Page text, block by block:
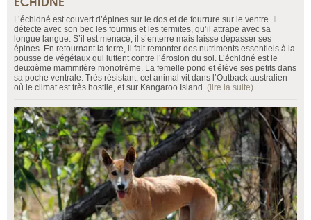
L’échidné est couvert d’épines sur le dos et de fourrure sur le ventre. Il
détecte avec son bec les fourmis et les termites, qu’il attrape avec sa
longue langue. S’il est menacé, il s’enterre mais laisse dépasser ses
épines. En retournant la terre, il fait remonter des nutriments essentiels à la
pousse de végétaux qui luttent contre l’érosion du sol. L’échidné est le
deuxième mammifère monotrème. La femelle pond et élève ses petits dans
sa poche ventrale. Très résistant, cet animal vit dans l’Outback australien
où le climat est très hostile, et sur Kangaroo Island. (lire la suite)